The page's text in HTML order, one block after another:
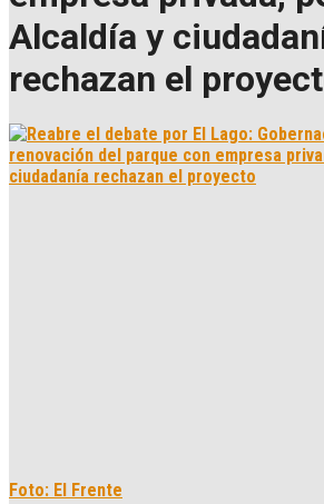
Alcaldía y
rechazan el
Foto: El Frente